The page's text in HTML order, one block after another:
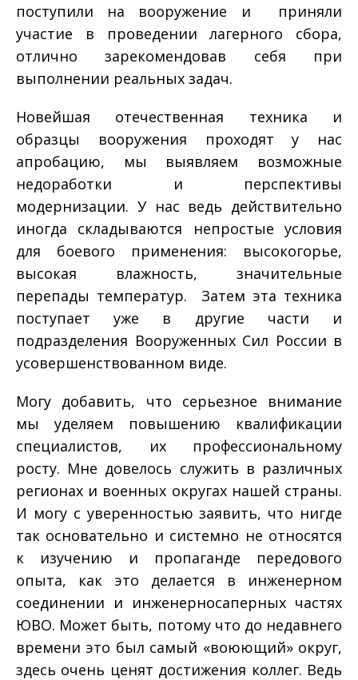
поступили на вооружение и приняли
участие в проведении лагерного сбора,
отлично зарекомендовав себя при
выполнении реальных задач.
Новейшая отечественная техника и
образцы вооружения проходят у нас
апробацию, мы выявляем возможные
недоработки и перспективы
модернизации. У нас ведь действительно
иногда складываются непростые условия
для боевого применения: высокогорье,
высокая влажность, значительные
перепады температур. Затем эта техника
поступает уже в другие части и
подразделения Вооруженных Сил России в
усовершенствованном виде.
Могу добавить, что серьезное внимание
мы уделяем повышению квалификации
специалистов, их профессиональному
росту. Мне довелось служить в различных
регионах и военных округах нашей страны.
И могу с уверенностью заявить, что нигде
так основательно и системно не относятся
к изучению и пропаганде передового
опыта, как это делается в инженерном
соединении и инженерно­саперных частях
ЮВО. Может быть, потому что до недавнего
времени это был самый «воюющий» округ,
здесь очень ценят достижения коллег. Ведь